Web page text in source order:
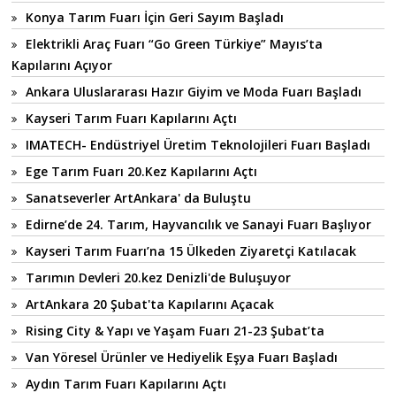
Konya Tarım Fuarı İçin Geri Sayım Başladı
Elektrikli Araç Fuarı “Go Green Türkiye” Mayıs’ta
Kapılarını Açıyor
Ankara Uluslararası Hazır Giyim ve Moda Fuarı Başladı
Kayseri Tarım Fuarı Kapılarını Açtı
IMATECH- Endüstriyel Üretim Teknolojileri Fuarı Başladı
Ege Tarım Fuarı 20.Kez Kapılarını Açtı
Sanatseverler ArtAnkara' da Buluştu
Edirne’de 24. Tarım, Hayvancılık ve Sanayi Fuarı Başlıyor
Kayseri Tarım Fuarı’na 15 Ülkeden Ziyaretçi Katılacak
Tarımın Devleri 20.kez Denizli'de Buluşuyor
ArtAnkara 20 Şubat'ta Kapılarını Açacak
Rising City & Yapı ve Yaşam Fuarı 21-23 Şubat’ta
Van Yöresel Ürünler ve Hediyelik Eşya Fuarı Başladı
Aydın Tarım Fuarı Kapılarını Açtı